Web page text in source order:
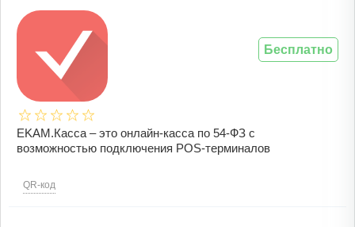
EKAM.Касса – это онлайн-касса по 54-ФЗ с
возможностью подключения POS-терминалов
QR-код
Бесплатно